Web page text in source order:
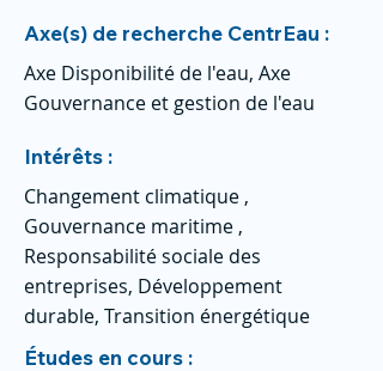
Axe(s) de recherche CentrEau :
Axe Disponibilité de l'eau, Axe
Gouvernance et gestion de l'eau
Intérêts :
Changement climatique ,
Gouvernance maritime ,
Responsabilité sociale des
entreprises, Développement
durable, Transition énergétique
Études en cours :